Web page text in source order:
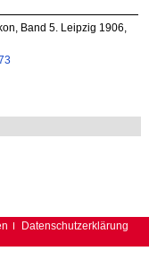
Band 5. Leipzig 1906,
Datenschutzerklärung